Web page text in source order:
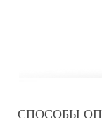
СПОСОБЫ